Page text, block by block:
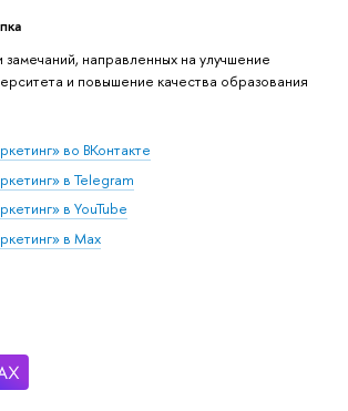
направленных на улучшение
и повышение качества образования
во ВКонтакте
в Telegram
в YouTube
в Max